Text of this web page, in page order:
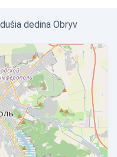
dedina Obryv